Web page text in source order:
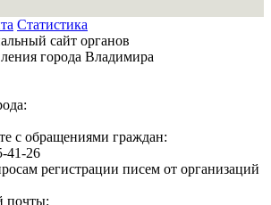
Статистика
сайт органов
города Владимира
с обращениями граждан:
41-26
регистрации писем от организаций
почты: